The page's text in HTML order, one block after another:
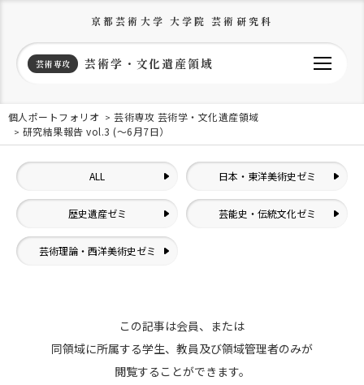
京都芸術大学 大学院 芸術研究科
芸術専攻 芸術学・文化遺産領域
個人ポートフォリオ
芸術専攻 芸術学・文化遺産領域
研究結果報告 vol.3 (〜6月7日）
ALL 日本・東洋美術史ゼミ
歴史遺産ゼミ 芸能史・伝統文化ゼミ
芸術理論・西洋美術史ゼミ
この記事は会員、または
同領域に所属する学生、教員及び領域管理者のみが
閲覧することができます。